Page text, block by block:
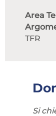
Area
TFR
Si